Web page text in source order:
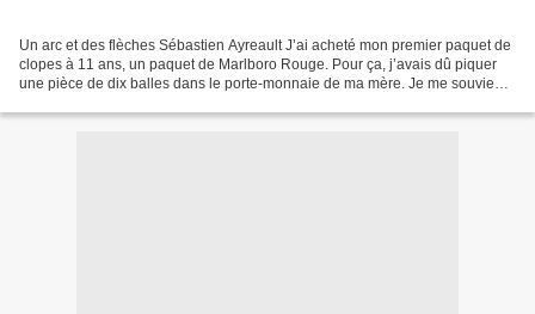
Un arc et des flèches Sébastien Ayreault J’ai acheté mon premier paquet de
clopes à 11 ans, un paquet de Marlboro Rouge. Pour ça, j’avais dû piquer
une pièce de dix balles dans le porte-monnaie de ma mère. Je me souviens